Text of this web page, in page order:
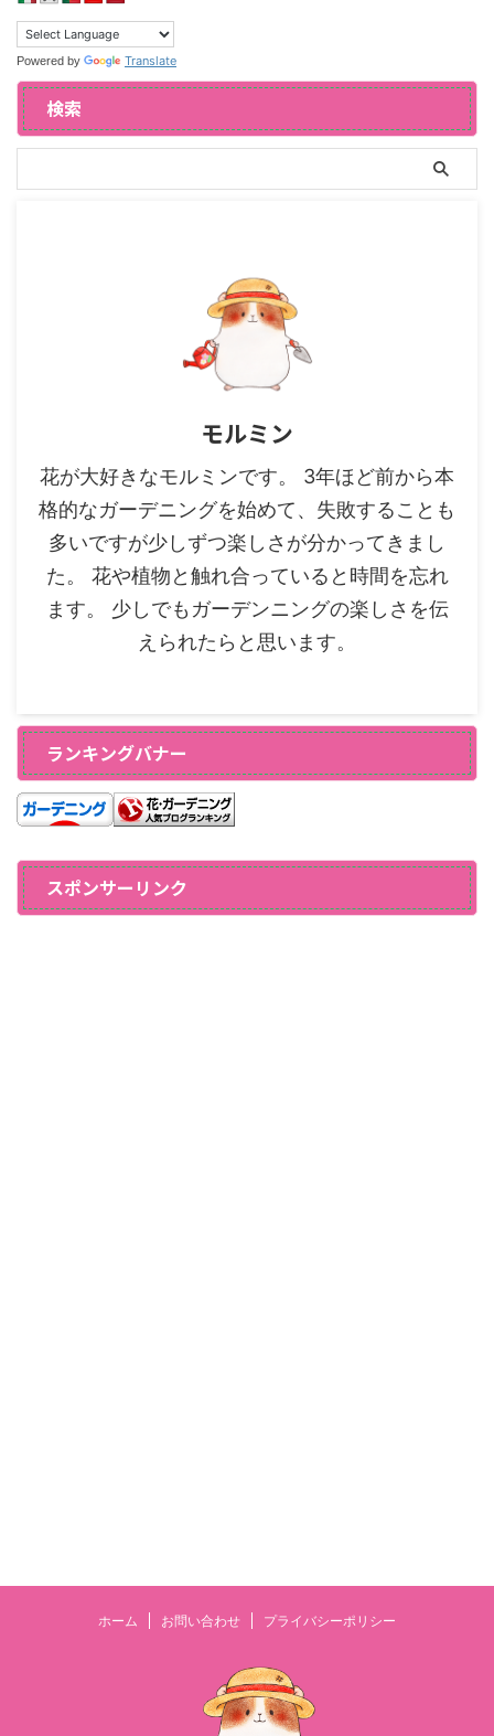
Powered by Translate
検索
モルミン
花が大好きなモルミンです。 3年ほど前から本
格的なガーデニングを始めて、失敗することも
多いですが少しずつ楽しさが分かってきまし
た。 花や植物と触れ合っていると時間を忘れ
ます。 少しでもガーデンニングの楽しさを伝
えられたらと思います。
ランキングバナー
スポンサーリンク
ホーム お問い合わせ プライバシーポリシー